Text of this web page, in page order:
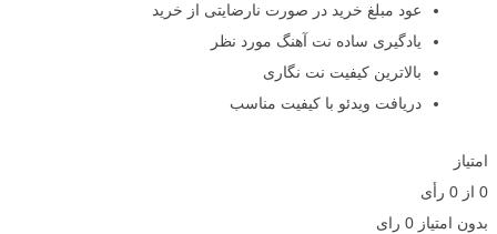
عود مبلغ خرید در صورت نارضایتی از خرید
یادگیری ساده نت آهنگ مورد نظر
بالاترین کیفیت نت نگاری
دریافت ویدئو با کیفیت مناسب
امتیاز
0 از 0 رأی
بدون امتیاز 0 رای